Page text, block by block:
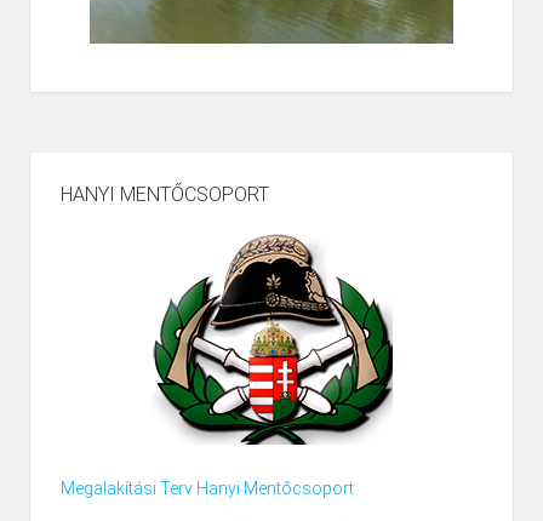
HANYI MENTŐCSOPORT
Megalakítási Terv Hanyi Mentőcsoport